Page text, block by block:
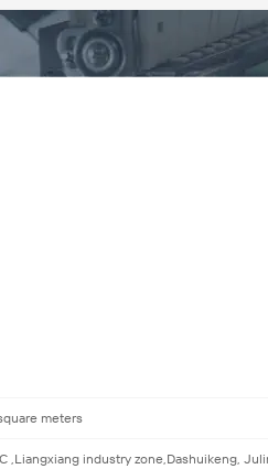
meters
,Liangxiang industry zone,Dashuikeng,